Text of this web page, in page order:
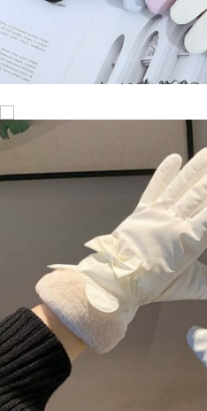
NT$60/pesanan | Penghantaran
NT$599 atau lebih
NT$120/pesanan |